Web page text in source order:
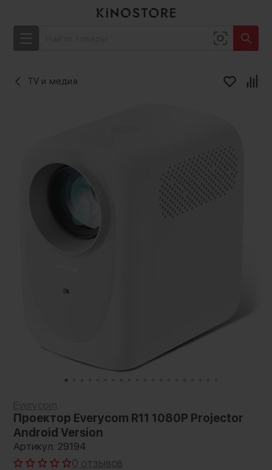
TV и медиа
Проектор Everycom R11 1080P Projector
Android Version
Артикул: 29194
0 отзывов